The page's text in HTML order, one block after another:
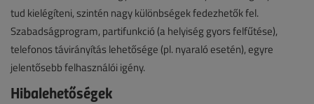
tud kielégíteni, szintén nagy különbségek fedezhetők fel.
Szabadságprogram, partifunkció (a helyiség gyors felfűtése),
telefonos távirányítás lehetősége (pl. nyaraló esetén), egyre
jelentősebb felhasználói igény.
Hibalehetőségek